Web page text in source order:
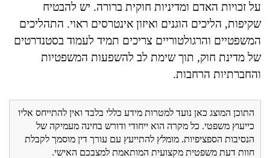
על זכויות האדם ומדיניות חוקית ברורה. יש להבטיח
שקיפות, הליכים הוגנים ואיזון אינטרסים ראוי. התהליכים
המשפטיים והרגולטוריים צריכים תמיד לעמוד בסטנדרטים
של מדינת חוק, תוך שימת לב להשפעות המשפטיות
והחברתיות הרחבות.
התוכן המוצג כאן נועד למטרות מידע כללי בלבד ואין להתייחס אליו
כייעוץ משפטי. כל מקרה הוא ייחודי ודורש בחינה מעמיקה של
הנסיבות הספציפיות. מומלץ להתייעץ עם עורך דין מוסמך לקבלת
חוות דעת משפטית מקצועית המותאמת למצבכם האישי.